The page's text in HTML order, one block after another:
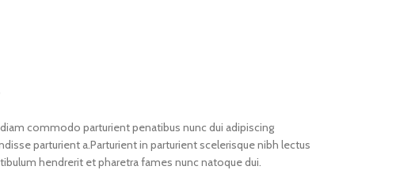
commodo parturient penatibus nunc dui adipiscing
parturient a.Parturient in parturient scelerisque nibh lectus
hendrerit et pharetra fames nunc natoque dui.